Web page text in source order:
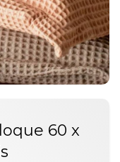
60 x